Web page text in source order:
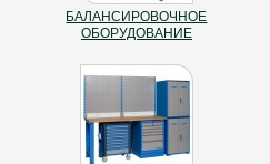
БАЛАНСИРОВОЧНОЕ
ОБОРУДОВАНИЕ